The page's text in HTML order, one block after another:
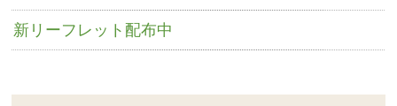
新リーフレット配布中